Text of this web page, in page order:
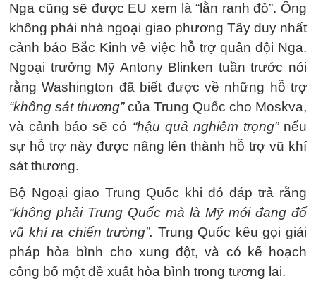
Nga cũng sẽ được EU xem là “lằn ranh đỏ”. Ông
không phải nhà ngoại giao phương Tây duy nhất
cảnh báo Bắc Kinh về việc hỗ trợ quân đội Nga.
Ngoại trưởng Mỹ Antony Blinken tuần trước nói
rằng Washington đã biết được về những hỗ trợ
“không sát thương”của Trung Quốc cho Moskva,
và cảnh báo sẽ có “hậu quả nghiêm trọng”nếu
sự hỗ trợ này được nâng lên thành hỗ trợ vũ khí
sát thương.
Bộ Ngoại giao Trung Quốc khi đó đáp trả rằng
“không phải Trung Quốc mà là Mỹ mới đang đổ
vũ khí ra chiến trường”. Trung Quốc kêu gọi giải
pháp hòa bình cho xung đột, và có kế hoạch
công bố một đề xuất hòa bình trong tương lai.